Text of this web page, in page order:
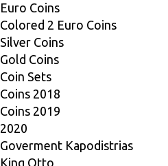
Euro Coins
Colored 2 Euro Coins
Silver Coins
Gold Coins
Coin Sets
Coins 2018
Coins 2019
2020
Goverment Kapodistrias
King Otto